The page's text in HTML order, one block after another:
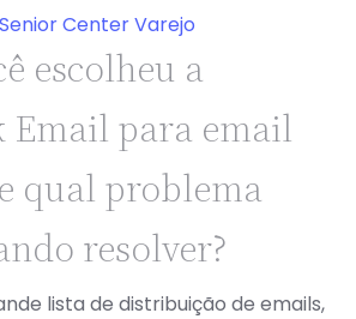
CenterVarejo
escolheu a
Email para email
qual problema
resolver?
lista de distribuição de emails,